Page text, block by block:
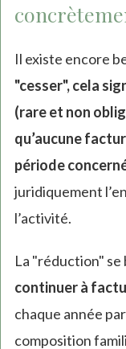
Il existe encore
"cesser", cela
(rare et non
qu’aucune
période
juridiquement
l’activité.
La "réduction" se
continuer à
chaque année
composition